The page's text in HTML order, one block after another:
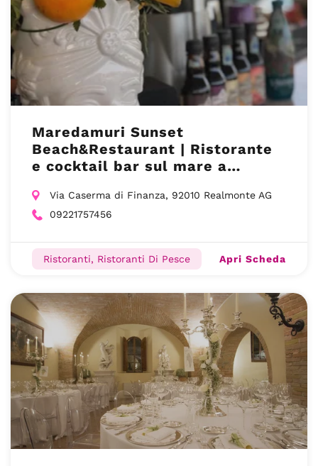
Maredamuri Sunset
Beach&Restaurant | Ristorante
e cocktail bar sul mare a
Via Caserma di Finanza, 92010 Realmonte AG
09221757456
Ristoranti, Ristoranti Di Pesce Apri Scheda